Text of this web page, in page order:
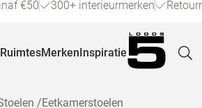
€50 300+ interieurmerken
RuimtesMerkenInspiratie
/Eetkamerstoelen